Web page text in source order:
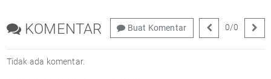
KOMENTAR Buat Komentar 0/0
Tidak ada komentar.